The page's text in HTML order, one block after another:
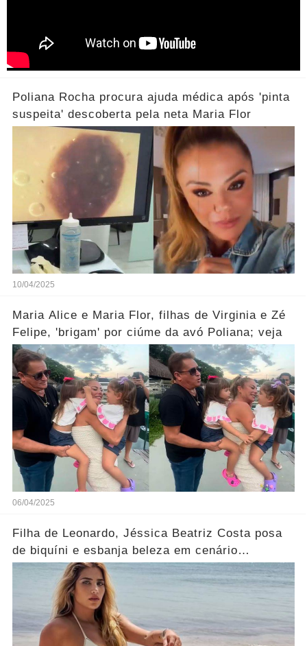
Poliana Rocha procura ajuda médica após 'pinta
suspeita' descoberta pela neta Maria Flor
10/04/2025
Maria Alice e Maria Flor, filhas de Virginia e Zé
Felipe, 'brigam' por ciúme da avó Poliana; veja
06/04/2025
Filha de Leonardo, Jéssica Beatriz Costa posa
de biquíni e esbanja beleza em cenário
paradisíaco